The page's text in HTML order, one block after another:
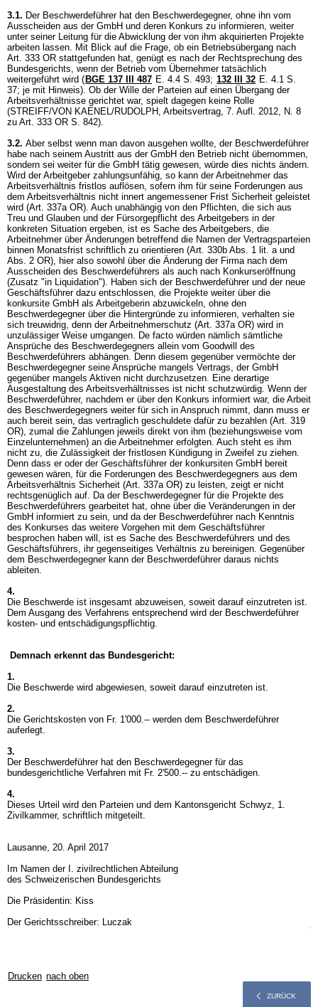
3.1. Der Beschwerdeführer hat den Beschwerdegegner, ohne ihn vom
Ausscheiden aus der GmbH und deren Konkurs zu informieren, weiter
unter seiner Leitung für die Abwicklung der von ihm akquirierten Projekte
arbeiten lassen. Mit Blick auf die Frage, ob ein Betriebsübergang nach
Art. 333 OR stattgefunden hat, genügt es nach der Rechtsprechung des
Bundesgerichts, wenn der Betrieb vom Übernehmer tatsächlich
weitergeführt wird ( BGE 137 III 487 E. 4.4 S. 493; 132 III 32 E. 4.1 S.
37; je mit Hinweis). Ob der Wille der Parteien auf einen Übergang der
Arbeitsverhältnisse gerichtet war, spielt dagegen keine Rolle
(STREIFF/VON KAENEL/RUDOLPH, Arbeitsvertrag, 7. Aufl. 2012, N. 8
zu Art. 333 OR S. 842).
3.2. Aber selbst wenn man davon ausgehen wollte, der Beschwerdeführer
habe nach seinem Austritt aus der GmbH den Betrieb nicht übernommen,
sondern sei weiter für die GmbH tätig gewesen, würde dies nichts ändern.
Wird der Arbeitgeber zahlungsunfähig, so kann der Arbeitnehmer das
Arbeitsverhältnis fristlos auflösen, sofern ihm für seine Forderungen aus
dem Arbeitsverhältnis nicht innert angemessener Frist Sicherheit geleistet
wird (Art. 337a OR). Auch unabhängig von den Pflichten, die sich aus
Treu und Glauben und der Fürsorgepflicht des Arbeitgebers in der
konkreten Situation ergeben, ist es Sache des Arbeitgebers, die
Arbeitnehmer über Änderungen betreffend die Namen der Vertragsparteien
binnen Monatsfrist schriftlich zu orientieren (Art. 330b Abs. 1 lit. a und
Abs. 2 OR), hier also sowohl über die Änderung der Firma nach dem
Ausscheiden des Beschwerdeführers als auch nach Konkurseröffnung
(Zusatz "in Liquidation"). Haben sich der Beschwerdeführer und der neue
Geschäftsführer dazu entschlossen, die Projekte weiter über die
konkursite GmbH als Arbeitgeberin abzuwickeln, ohne den
Beschwerdegegner über die Hintergründe zu informieren, verhalten sie
sich treuwidrig, denn der Arbeitnehmerschutz (Art. 337a OR) wird in
unzulässiger Weise umgangen. De facto würden nämlich sämtliche
Ansprüche des Beschwerdegegners allein vom Goodwill des
Beschwerdeführers abhängen. Denn diesem gegenüber vermöchte der
Beschwerdegegner seine Ansprüche mangels Vertrags, der GmbH
gegenüber mangels Aktiven nicht durchzusetzen. Eine derartige
Ausgestaltung des Arbeitsverhältnisses ist nicht schutzwürdig. Wenn der
Beschwerdeführer, nachdem er über den Konkurs informiert war, die Arbeit
des Beschwerdegegners weiter für sich in Anspruch nimmt, dann muss er
auch bereit sein, das vertraglich geschuldete dafür zu bezahlen (Art. 319
OR), zumal die Zahlungen jeweils direkt von ihm (beziehungsweise vom
Einzelunternehmen) an die Arbeitnehmer erfolgten. Auch steht es ihm
nicht zu, die Zulässigkeit der fristlosen Kündigung in Zweifel zu ziehen.
Denn dass er oder der Geschäftsführer der konkursiten GmbH bereit
gewesen wären, für die Forderungen des Beschwerdegegners aus dem
Arbeitsverhältnis Sicherheit (Art. 337a OR) zu leisten, zeigt er nicht
rechtsgenüglich auf. Da der Beschwerdegegner für die Projekte des
Beschwerdeführers gearbeitet hat, ohne über die Veränderungen in der
GmbH informiert zu sein, und da der Beschwerdeführer nach Kenntnis
des Konkurses das weitere Vorgehen mit dem Geschäftsführer
besprochen haben will, ist es Sache des Beschwerdeführers und des
Geschäftsführers, ihr gegenseitiges Verhältnis zu bereinigen. Gegenüber
dem Beschwerdegegner kann der Beschwerdeführer daraus nichts
ableiten.
4.
Die Beschwerde ist insgesamt abzuweisen, soweit darauf einzutreten ist.
Dem Ausgang des Verfahrens entsprechend wird der Beschwerdeführer
kosten- und entschädigungspflichtig.
Demnach erkennt das Bundesgericht:
1.
Die Beschwerde wird abgewiesen, soweit darauf einzutreten ist.
2.
Die Gerichtskosten von Fr. 1'000.-- werden dem Beschwerdeführer
auferlegt.
3.
Der Beschwerdeführer hat den Beschwerdegegner für das
bundesgerichtliche Verfahren mit Fr. 2'500.-- zu entschädigen.
4.
Dieses Urteil wird den Parteien und dem Kantonsgericht Schwyz, 1.
Zivilkammer, schriftlich mitgeteilt.
Lausanne, 20. April 2017
Im Namen der I. zivilrechtlichen Abteilung
des Schweizerischen Bundesgerichts
Die Präsidentin: Kiss
Der Gerichtsschreiber: Luczak
Drucken nach oben
ZURÜCK